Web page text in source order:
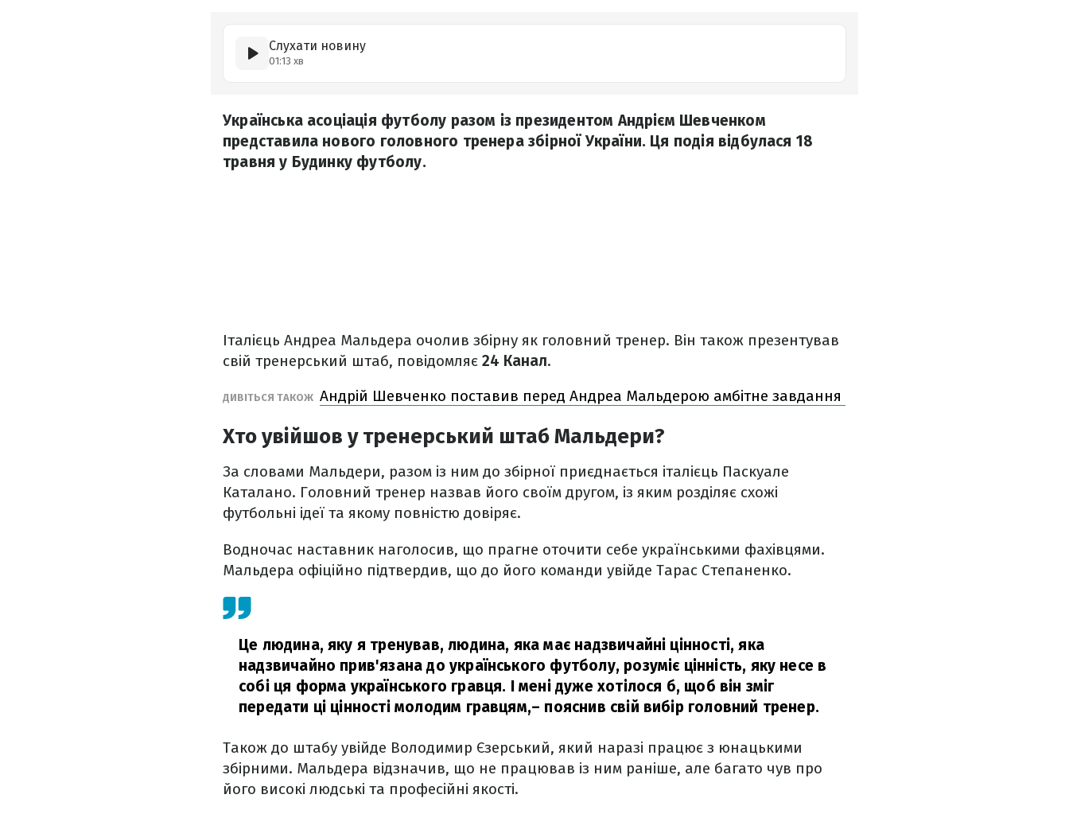
Слухати новину
01:13 хв
Українська асоціація футболу разом із президентом Андрієм Шевченком
представила нового головного тренера збірної України. Ця подія відбулася 18
травня у Будинку футболу.
Італієць Андреа Мальдера очолив збірну як головний тренер. Він також презентував
свій тренерський штаб, повідомляє 24 Канал.
ДИВІТЬСЯ ТАКОЖ Андрій Шевченко поставив перед Андреа Мальдерою амбітне завдання
Хто увійшов у тренерський штаб Мальдери?
За словами Мальдери, разом із ним до збірної приєднається італієць Паскуале
Каталано. Головний тренер назвав його своїм другом, із яким розділяє схожі
футбольні ідеї та якому повністю довіряє.
Водночас наставник наголосив, що прагне оточити себе українськими фахівцями.
Мальдера офіційно підтвердив, що до його команди увійде Тарас Степаненко.
Це людина, яку я тренував, людина, яка має надзвичайні цінності, яка
надзвичайно прив'язана до українського футболу, розуміє цінність, яку несе в
собі ця форма українського гравця. І мені дуже хотілося б, щоб він зміг
передати ці цінності молодим гравцям,– пояснив свій вибір головний тренер.
Також до штабу увійде Володимир Єзерський, який наразі працює з юнацькими
збірними. Мальдера відзначив, що не працював із ним раніше, але багато чув про
його високі людські та професійні якості.